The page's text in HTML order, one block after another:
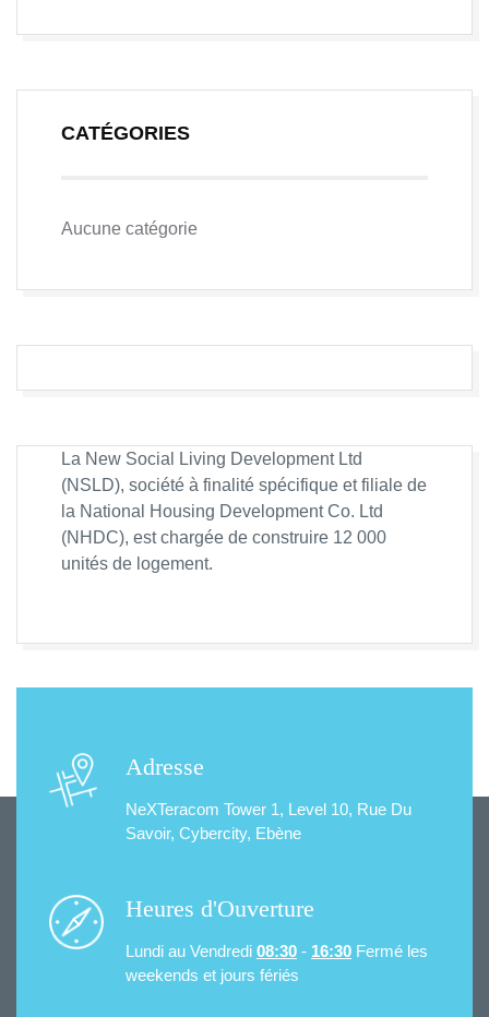
CATÉGORIES
Aucune catégorie
La New Social Living Development Ltd
(NSLD), société à finalité spécifique et filiale de
la National Housing Development Co. Ltd
(NHDC), est chargée de construire 12 000
unités de logement.
Adresse
NeXTeracom Tower 1, Level 10, Rue Du
Savoir, Cybercity, Ebène
Heures d'Ouverture
Lundi au Vendredi 08:30 - 16:30 Fermé les
weekends et jours fériés